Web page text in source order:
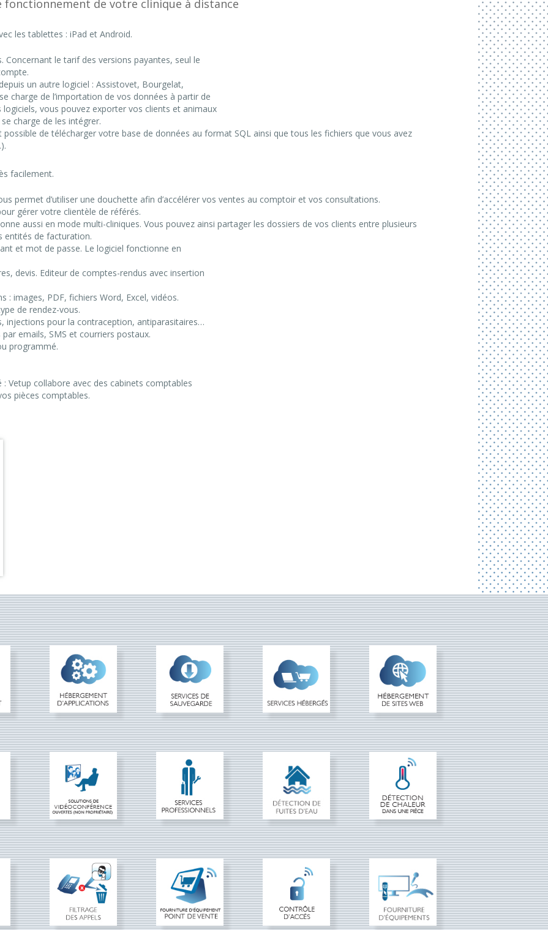
fonctionnement de votre clinique à distance
les tablettes : iPad et Android.
Concernant le tarif des versions payantes, seul le
un autre logiciel : Assistovet, Bourgelat,
charge de l’importation de vos données à partir de
vous pouvez exporter vos clients et animaux
charge de les intégrer.
de télécharger votre base de données au format SQL ainsi que tous les fichiers que vous avez
facilement.
permet d’utiliser une douchette afin d’accélérer vos ventes au comptoir et vos consultations.
gérer votre clientèle de référés.
aussi en mode multi-cliniques. Vous pouvez ainsi partager les dossiers de vos clients entre plusieurs
entités de facturation.
et mot de passe. Le logiciel fonctionne en
devis. Editeur de comptes-­rendus avec insertion
: images, PDF, fichiers Word, Excel, vidéos.
de rendez­-vous.
injections pour la contraception, anti­parasitaires…
emails, SMS et courriers postaux.
programmé.
Vetup collabore avec des cabinets comptables
pièces comptables.